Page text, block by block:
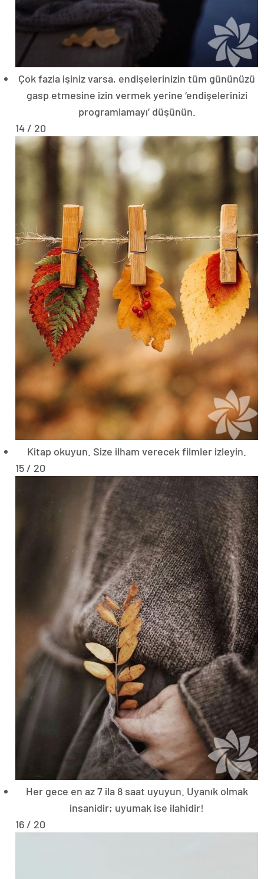
Çok fazla işiniz varsa, endişelerinizin tüm gününüzü
gasp etmesine izin vermek yerine ‘endişelerinizi
programlamayı’ düşünün.
14 / 20
Kitap okuyun. Size ilham verecek filmler izleyin.
15 / 20
Her gece en az 7 ila 8 saat uyuyun. Uyanık olmak
insanidir; uyumak ise ilahidir!
16 / 20